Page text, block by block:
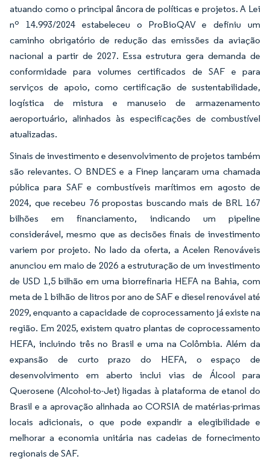
atuando como o principal âncora de políticas e projetos. A Lei
nº 14.993/2024 estabeleceu o ProBioQAV e definiu um
caminho obrigatório de redução das emissões da aviação
nacional a partir de 2027. Essa estrutura gera demanda de
conformidade para volumes certificados de SAF e para
serviços de apoio, como certificação de sustentabilidade,
logística de mistura e manuseio de armazenamento
aeroportuário, alinhados às especificações de combustível
atualizadas.
Sinais de investimento e desenvolvimento de projetos também
são relevantes. O BNDES e a Finep lançaram uma chamada
pública para SAF e combustíveis marítimos em agosto de
2024, que recebeu 76 propostas buscando mais de BRL 167
bilhões em financiamento, indicando um pipeline
considerável, mesmo que as decisões finais de investimento
variem por projeto. No lado da oferta, a Acelen Renováveis
anunciou em maio de 2026 a estruturação de um investimento
de USD 1,5 bilhão em uma biorrefinaria HEFA na Bahia, com
meta de 1 bilhão de litros por ano de SAF e diesel renovável até
2029, enquanto a capacidade de coprocessamento já existe na
região. Em 2025, existem quatro plantas de coprocessamento
HEFA, incluindo três no Brasil e uma na Colômbia. Além da
expansão de curto prazo do HEFA, o espaço de
desenvolvimento em aberto inclui vias de Álcool para
Querosene (Alcohol-to-Jet) ligadas à plataforma de etanol do
Brasil e a aprovação alinhada ao CORSIA de matérias-primas
locais adicionais, o que pode expandir a elegibilidade e
melhorar a economia unitária nas cadeias de fornecimento
regionais de SAF.